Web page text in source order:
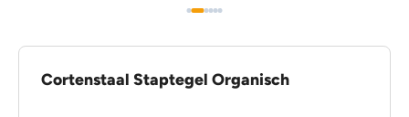
Cortenstaal Staptegel Organisch